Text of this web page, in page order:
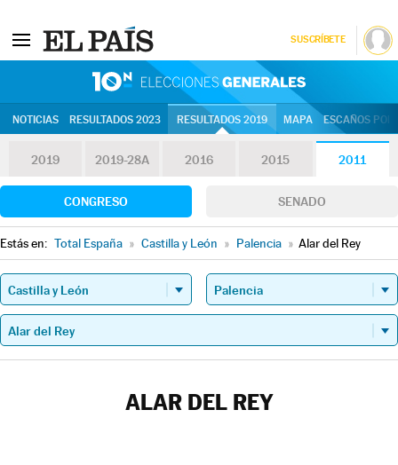
SUSCRÍBETE
NOTICIAS RESULTADOS 2023 RESULTADOS 2019 MAPA ESCAÑOS
2019 2019-28A 2016 2015 2011
CONGRESO SENADO
Estás en: Total España » Castilla y León » Palencia » Alar del Rey
ALAR DEL REY